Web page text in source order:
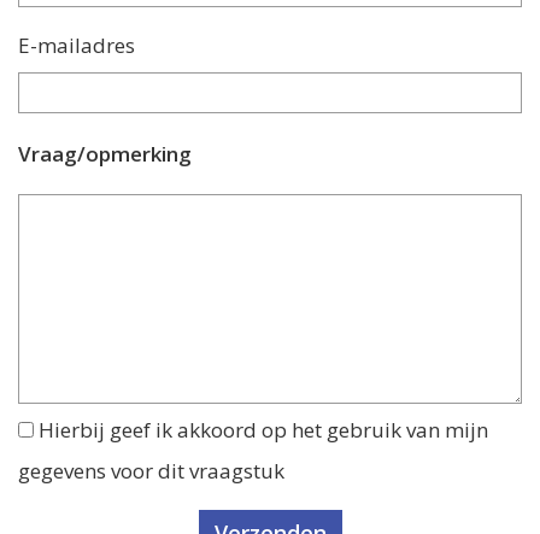
E-mailadres
Vraag/opmerking
Hierbij geef ik akkoord op het gebruik van mijn
gegevens voor dit vraagstuk